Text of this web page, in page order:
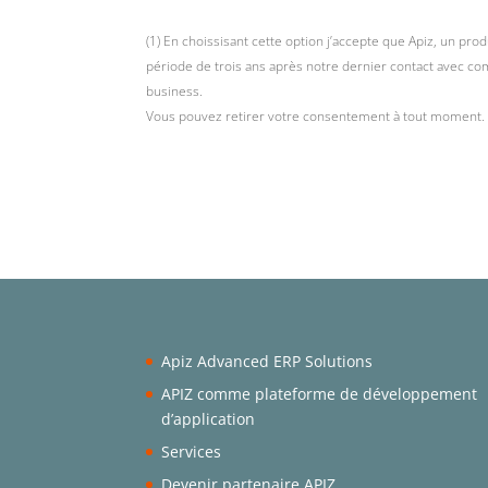
(1) En choissisant cette option j’accepte que Apiz, un
période de trois ans après notre dernier contact avec
business.
Vous pouvez retirer votre consentement à tout
Apiz Advanced ERP Solutions
APIZ comme plateforme de développement
d’application
Services